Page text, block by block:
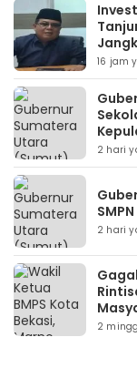
16 jam
2 hari
2 hari
2